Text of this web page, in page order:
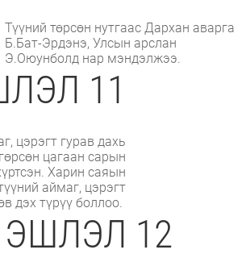
Түүний төрсөн нутгаас Дархан аварга
Б.Бат-Эрдэнэ, Улсын арслан
Э.Оюунболд нар мэндэлжээ.
11
цэрэгт гурав дахь
цагаан сарын
Харин саяын
аймаг, цэрэгт
дэх түрүү боллоо.
ЭШЛЭЛ 12